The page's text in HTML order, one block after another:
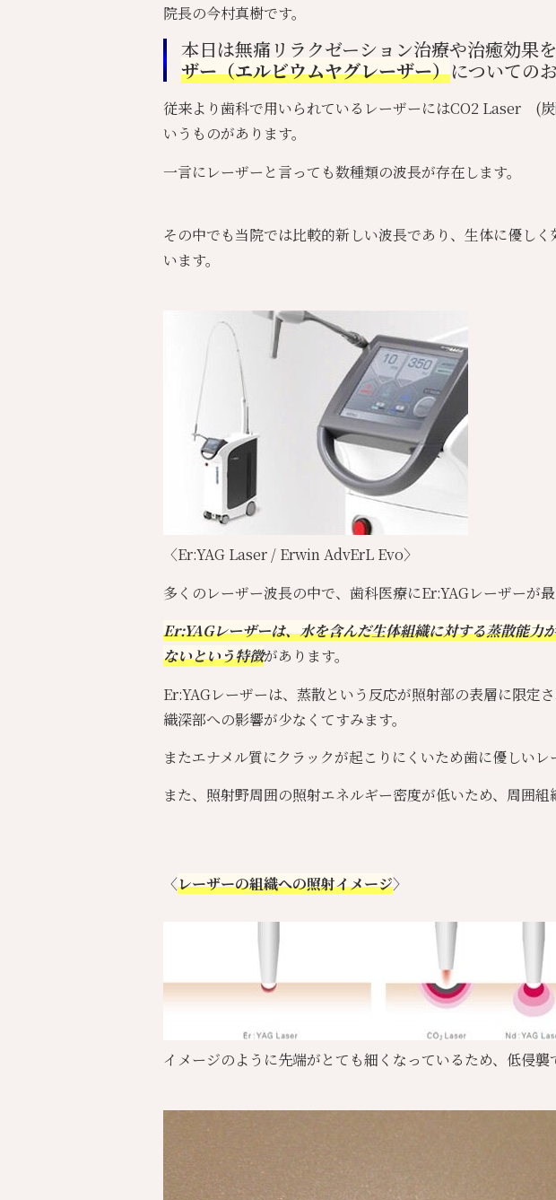
院長の今村真樹です。
本日は無痛リラクゼーション治療や治癒効果
ザー（エルビウムヤグレーザー）についての
従来より歯科で用いられているレーザーにはCO2 Laser (炭
いうものがあります。
一言にレーザーと言っても数種類の波長が存在します。
その中でも当院では比較的新しい波長であり、生体に優し
います。
〈Er:YAG Laser / Erwin AdvErL Evo〉
多くのレーザー波長の中で、歯科医療にEr:YAGレーザーが
Er:YAGレーザーは、水を含んだ生体組織に対する蒸散能力
ないという特徴があります。
Er:YAGレーザーは、蒸散という反応が照射部の表層に限定
織深部への影響が少なくてすみます。
またエナメル質にクラックが起こりにくいため歯に優しいレ
また、照射野周囲の照射エネルギー密度が低いため、周囲組
〈レーザーの組織への照射イメージ〉
イメージのように先端がとても細くなっているため、低侵襲